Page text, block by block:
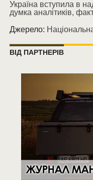
Україна вступила в
думка аналітиків,
Джерело:
ВІД ПАРТНЕРІВ